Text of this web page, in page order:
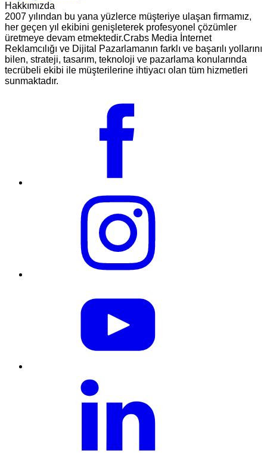
Hakkımızda
2007 yılından bu yana yüzlerce müşteriye ulaşan firmamız,
her geçen yıl ekibini genişleterek profesyonel çözümler
üretmeye devam etmektedir.Crabs Media İnternet
Reklamcılığı ve Dijital Pazarlamanın farklı ve başarılı yollarını
bilen, strateji, tasarım, teknoloji ve pazarlama konularında
tecrübeli ekibi ile müşterilerine ihtiyacı olan tüm hizmetleri
sunmaktadır.